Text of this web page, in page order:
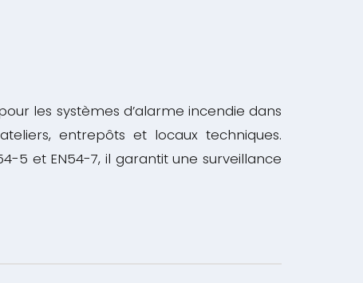
les systèmes d’alarme incendie dans
entrepôts et locaux techniques.
5 et EN54-7, il garantit une surveillance